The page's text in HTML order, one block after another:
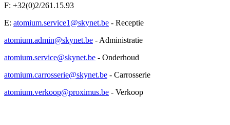
F: +32(0)2/261.15.93
E: atomium.service1@skynet.be - Receptie
atomium.admin@skynet.be - Administratie
atomium.service@skynet.be - Onderhoud
atomium.carrosserie@skynet.be - Carrosserie
atomium.verkoop@proximus.be - Verkoop